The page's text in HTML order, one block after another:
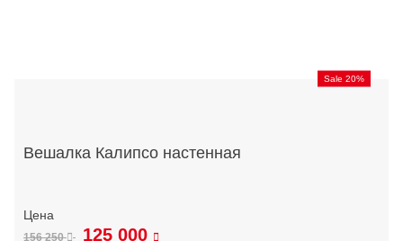
Sale 20%
Вешалка Калипсо настенная
156 250 125 000